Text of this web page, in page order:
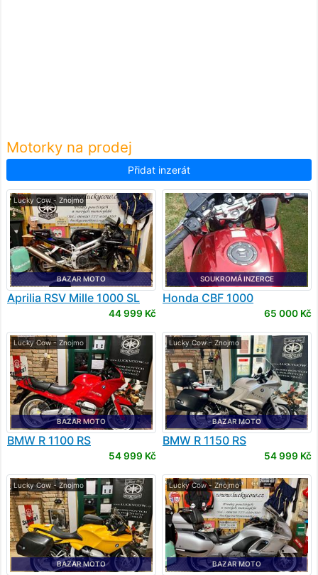
Motorky na prodej
Přidat inzerát
Lucky Cow - Znojmo
BAZAR MOTO
Aprilia RSV Mille 1000 SL
44 999 Kč
SOUKROMÁ INZERCE
Honda CBF 1000
65 000 Kč
Lucky Cow - Znojmo
BAZAR MOTO
BMW R 1100 RS
54 999 Kč
Lucky Cow - Znojmo
BAZAR MOTO
BMW R 1150 RS
54 999 Kč
Lucky Cow - Znojmo
BAZAR MOTO
Lucky Cow - Znojmo
BAZAR MOTO